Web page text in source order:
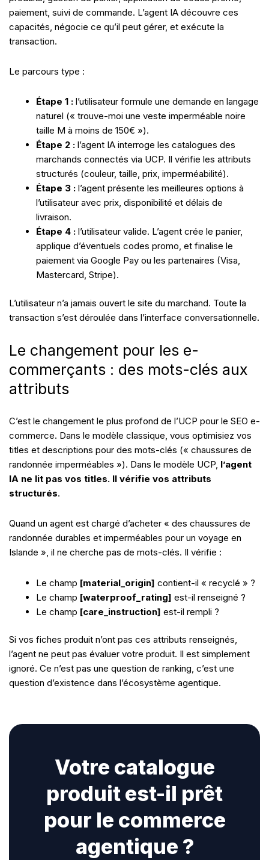
paiement, suivi de commande. L’agent IA découvre ces
capacités, négocie ce qu’il peut gérer, et exécute la
transaction.
Le parcours type :
Étape 1 : l’utilisateur formule une demande en langage
naturel (« trouve-moi une veste imperméable noire
taille M à moins de 150€ »).
Étape 2 : l’agent IA interroge les catalogues des
marchands connectés via UCP. Il vérifie les attributs
structurés (couleur, taille, prix, imperméabilité).
Étape 3 : l’agent présente les meilleures options à
l’utilisateur avec prix, disponibilité et délais de
livraison.
Étape 4 : l’utilisateur valide. L’agent crée le panier,
applique d’éventuels codes promo, et finalise le
paiement via Google Pay ou les partenaires (Visa,
Mastercard, Stripe).
L’utilisateur n’a jamais ouvert le site du marchand. Toute la
transaction s’est déroulée dans l’interface conversationnelle.
Le changement pour les e-
commerçants : des mots-clés aux
attributs
C’est le changement le plus profond de l’UCP pour le SEO e-
commerce. Dans le modèle classique, vous optimisiez vos
titles et descriptions pour des mots-clés (« chaussures de
randonnée imperméables »). Dans le modèle UCP, l’agent
IA ne lit pas vos titles. Il vérifie vos attributs
structurés.
Quand un agent est chargé d’acheter « des chaussures de
randonnée durables et imperméables pour un voyage en
Islande », il ne cherche pas de mots-clés. Il vérifie :
Le champ [material_origin] contient-il « recyclé » ?
Le champ [waterproof_rating] est-il renseigné ?
Le champ [care_instruction] est-il rempli ?
Si vos fiches produit n’ont pas ces attributs renseignés,
l’agent ne peut pas évaluer votre produit. Il est simplement
ignoré. Ce n’est pas une question de ranking, c’est une
question d’existence dans l’écosystème agentique.
Votre catalogue
produit est-il prêt
pour le commerce
agentique ?